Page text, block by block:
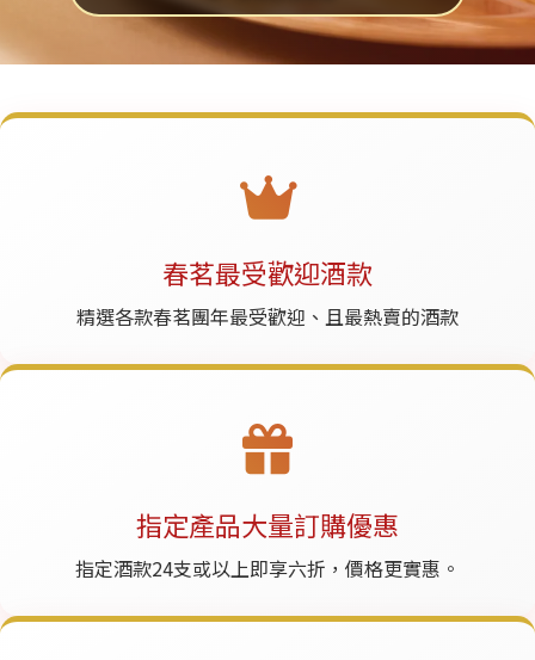
春茗最受歡迎酒款
精選各款春茗團年最受歡迎、且最熱賣的酒款
指定產品大量訂購優惠
指定酒款24支或以上即享六折，價格更實惠。